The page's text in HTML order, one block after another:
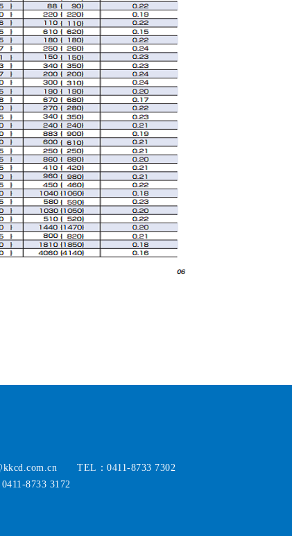
TEL：0411-8733 7302
8733 3172